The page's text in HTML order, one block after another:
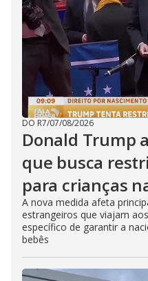
DO R7/07/08/2026
Donald Trump
que busca
para crianças
A nova medida afeta
estrangeiros que viajam
específico de garantir a
bebês